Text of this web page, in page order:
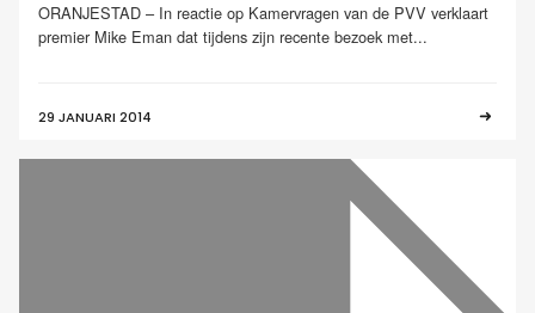
ORANJESTAD – In reactie op Kamervragen van de PVV verklaart
premier Mike Eman dat tijdens zijn recente bezoek met...
29 JANUARI 2014